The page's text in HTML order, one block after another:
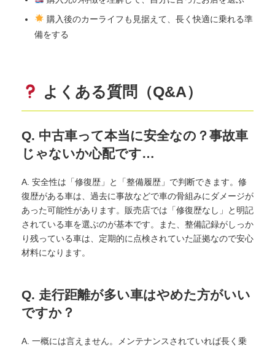
購入後のカーライフも見据えて、長く快適に乗れる準
備をする
よくある質問（Q&A）
Q. 中古車って本当に安全なの？事故車
じゃないか心配です…
A. 安全性は「修復歴」と「整備履歴」で判断できます。修
復歴がある車は、過去に事故などで車の骨組みにダメージが
あった可能性があります。販売店では「修復歴なし」と明記
されている車を選ぶのが基本です。また、整備記録がしっか
り残っている車は、定期的に点検されていた証拠なので安心
材料になります。
Q. 走行距離が多い車はやめた方がいい
ですか？
A. 一概には言えません。メンテナンスされていれば長く乗